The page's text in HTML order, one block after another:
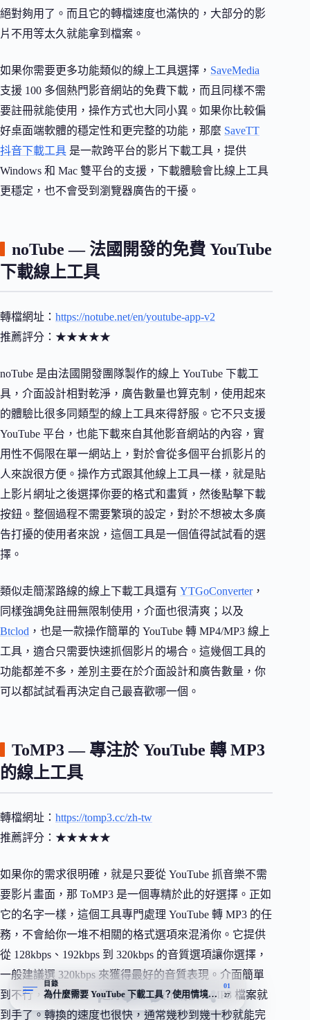
絕對夠用了。而且它的轉檔速度也滿快的，大部分的影
片不用等太久就能拿到檔案。
如果你需要更多功能類似的線上工具選擇， SaveMedia
支援 100 多個熱門影音網站的免費下載，而且同樣不需
要註冊就能使用，操作方式也大同小異。如果你比較偏
好桌面端軟體的穩定性和更完整的功能，那麼 SaveTT
抖音下載工具 是一款跨平台的影片下載工具，提供
Windows 和 Mac 雙平台的支援，下載體驗會比線上工具
更穩定，也不會受到瀏覽器廣告的干擾。
noTube — 法國開發的免費 YouTube
下載線上工具
轉檔網址： https://notube.net/en/youtube-app-v2
推薦評分：★★★★★
noTube 是由法國開發團隊製作的線上 YouTube 下載工
具，介面設計相對乾淨，廣告數量也算克制，使用起來
的體驗比很多同類型的線上工具來得舒服。它不只支援
YouTube 平台，也能下載來自其他影音網站的內容，實
用性不侷限在單一網站上，對於會從多個平台抓影片的
人來說很方便。操作方式跟其他線上工具一樣，就是貼
上影片網址之後選擇你要的格式和畫質，然後點擊下載
按鈕。整個過程不需要繁瑣的設定，對於不想被太多廣
告打擾的使用者來說，這個工具是一個值得試試看的選
擇。
類似走簡潔路線的線上下載工具還有 YTGoConverter，
同樣強調免註冊無限制使用，介面也很清爽；以及
Btclod ，也是一款操作簡單的 YouTube 轉 MP4/MP3 線上
工具，適合只需要快速抓個影片的場合。這幾個工具的
功能都差不多，差別主要在於介面設計和廣告數量，你
可以都試試看再決定自己最喜歡哪一個。
ToMP3 — 專注於 YouTube 轉 MP3
的線上工具
轉檔網址： https://tomp3.cc/zh-tw
推薦評分：★★★★★
如果你的需求很明確，就是只要從 YouTube 抓音樂不需
要影片畫面，那 ToMP3 是一個專精於此的好選擇。正如
它的名字一樣，這個工具專門處理 YouTube 轉 MP3 的任
務，不會給你一堆不相關的格式選項來混淆你。它提供
從 128kbps、192kbps 到 320kbps 的音質選項讓你選擇，
一般建議選 320kbps 來獲得最好的音質表現。介面簡單
到不行，貼上網址、選好音質、按下轉換，MP3 檔案就
到手了。轉換的速度也很快，通常幾秒到幾十秒就能完
目錄
為什麼需要 YouTube 下載工具？使用情境與法律注意事項
01
27